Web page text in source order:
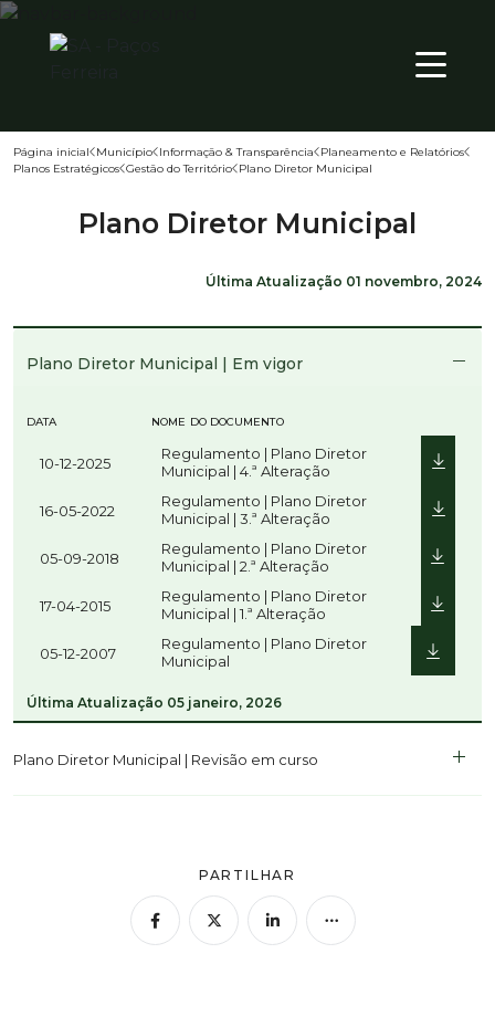
Território
28º PT
Página inicial Município Informação & Transparência
Planeamento e Relatórios
Planos Estratégicos Gestão do Território Plano Diretor Municipal
Plano Diretor Municipal
Última Atualização 01 novembro, 2024
Plano Diretor Municipal | Em vigor
NOME DO DOCUMENTO
DATA
10-12-2025
Regulamento | Plano Diretor
Municipal | 4.ª Alteração
16-05-2022
Regulamento | Plano Diretor
Municipal | 3.ª Alteração
05-09-2018
Regulamento | Plano Diretor
Municipal | 2.ª Alteração
17-04-2015
Regulamento | Plano Diretor
Municipal | 1.ª Alteração
05-12-2007
Regulamento | Plano Diretor
Municipal
Última Atualização 05 janeiro, 2026
Plano Diretor Municipal | Revisão em curso
PARTILHAR